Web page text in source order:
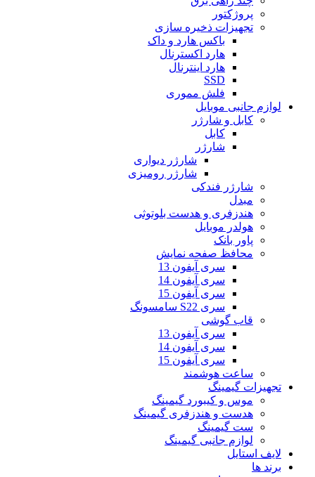
پروژکتور
تجهیزات ذخیره سازی
باکس هارد و داک
هارد اکسترنال
هارد اینترنال
SSD
فلش مموری
لوازم جانبی موبایل
کابل و شارژر
کابل
شارژر
شارژر دیواری
شارژر رومیزی
شارژر فندکی
مبدل
هندزفری و هدست بلوتوثی
هولدر موبایل
پاور بانک
محافظ صفحه نمایش
سری آیفون 13
سری آیفون 14
سری آیفون 15
سری S22 سامسونگ
قاب گوشی
سری آیفون 13
سری آیفون 14
سری آیفون 15
ساعت هوشمند
تجهیزات گیمینگ
موس و کیبورد گیمینگ
هدست و هندزفری گیمینگ
ست گیمینگ
لوازم جانبی گیمینگ
لایف استایل
برند ها